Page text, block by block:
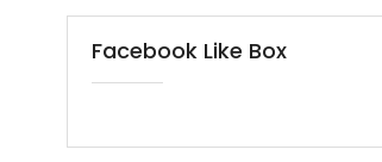
Facebook Like Box